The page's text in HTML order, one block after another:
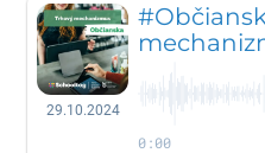
29.10.2024
0:00